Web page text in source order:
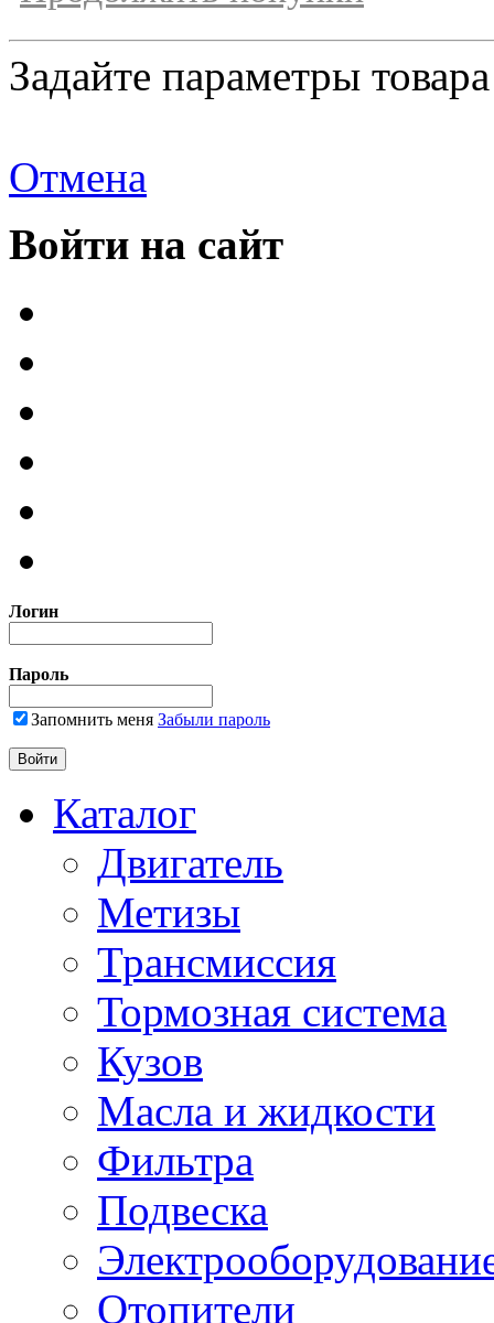
Задайте параметры товара
Отмена
Войти на сайт
Логин
Пароль
Запомнить меня Забыли пароль
Каталог
Двигатель
Метизы
Трансмиссия
Тормозная система
Кузов
Масла и жидкости
Фильтра
Подвеска
Отопители